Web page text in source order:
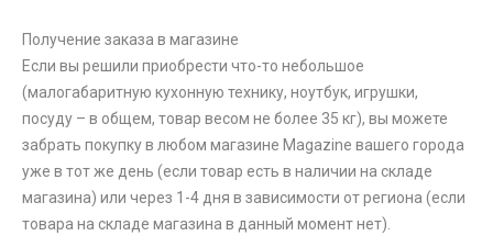
Получение заказа в магазине
Если вы решили приобрести что-то небольшое
(малогабаритную кухонную технику, ноутбук, игрушки,
посуду – в общем, товар весом не более 35 кг), вы можете
забрать покупку в любом магазине Magazine вашего города
уже в тот же день (если товар есть в наличии на складе
магазина) или через 1-4 дня в зависимости от региона (если
товара на складе магазина в данный момент нет).